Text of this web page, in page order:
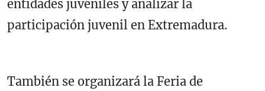
entidades juveniles y analizar la
participación juvenil en Extremadura.
También se organizará la Feria de